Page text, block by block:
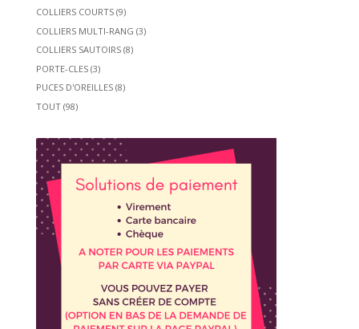
COLLIERS COURTS (9)
COLLIERS MULTI-RANG (3)
COLLIERS SAUTOIRS (8)
PORTE-CLES (3)
PUCES D'OREILLES (8)
TOUT (98)